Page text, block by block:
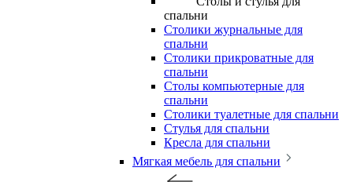
спальни
Столики журнальные для
спальни
Столики прикроватные для
спальни
Столы компьютерные для
спальни
Столики туалетные для спальни
Стулья для спальни
Кресла для спальни
Мягкая мебель для спальни